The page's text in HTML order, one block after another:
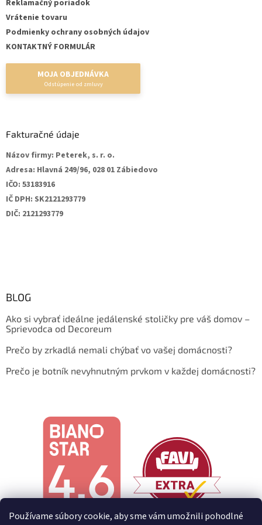
Používame súbory cookie, aby sme vám umožnili pohodlné
Reklamačný poriadok
Vrátenie tovaru
Podmienky ochrany osobných údajov
KONTAKTNÝ FORMULÁR
MOJA OBJEDNÁVKA
Fakturačné údaje
Názov firmy: Peterek, s. r. o.
Adresa: Hlavná 249/96, 028 01 Zábiedovo
IČO: 53183916
IČ DPH: SK2121293779
DIČ: 2121293779
BLOG
Ako si vybrať ideálne jedálenské stoličky pre váš domov –
Sprievodca od Decoreum
Prečo by zrkadlá nemali chýbať vo vašej domácnosti?
Prečo je botník nevyhnutným prvkom v každej domácnosti?